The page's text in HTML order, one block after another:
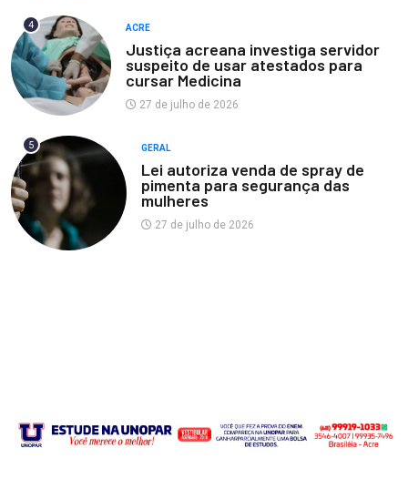
4 ACRE
Justiça acreana investiga servidor
suspeito de usar atestados para
cursar Medicina
27 de julho de 2026
5 GERAL
Lei autoriza venda de spray de
pimenta para segurança das
mulheres
27 de julho de 2026